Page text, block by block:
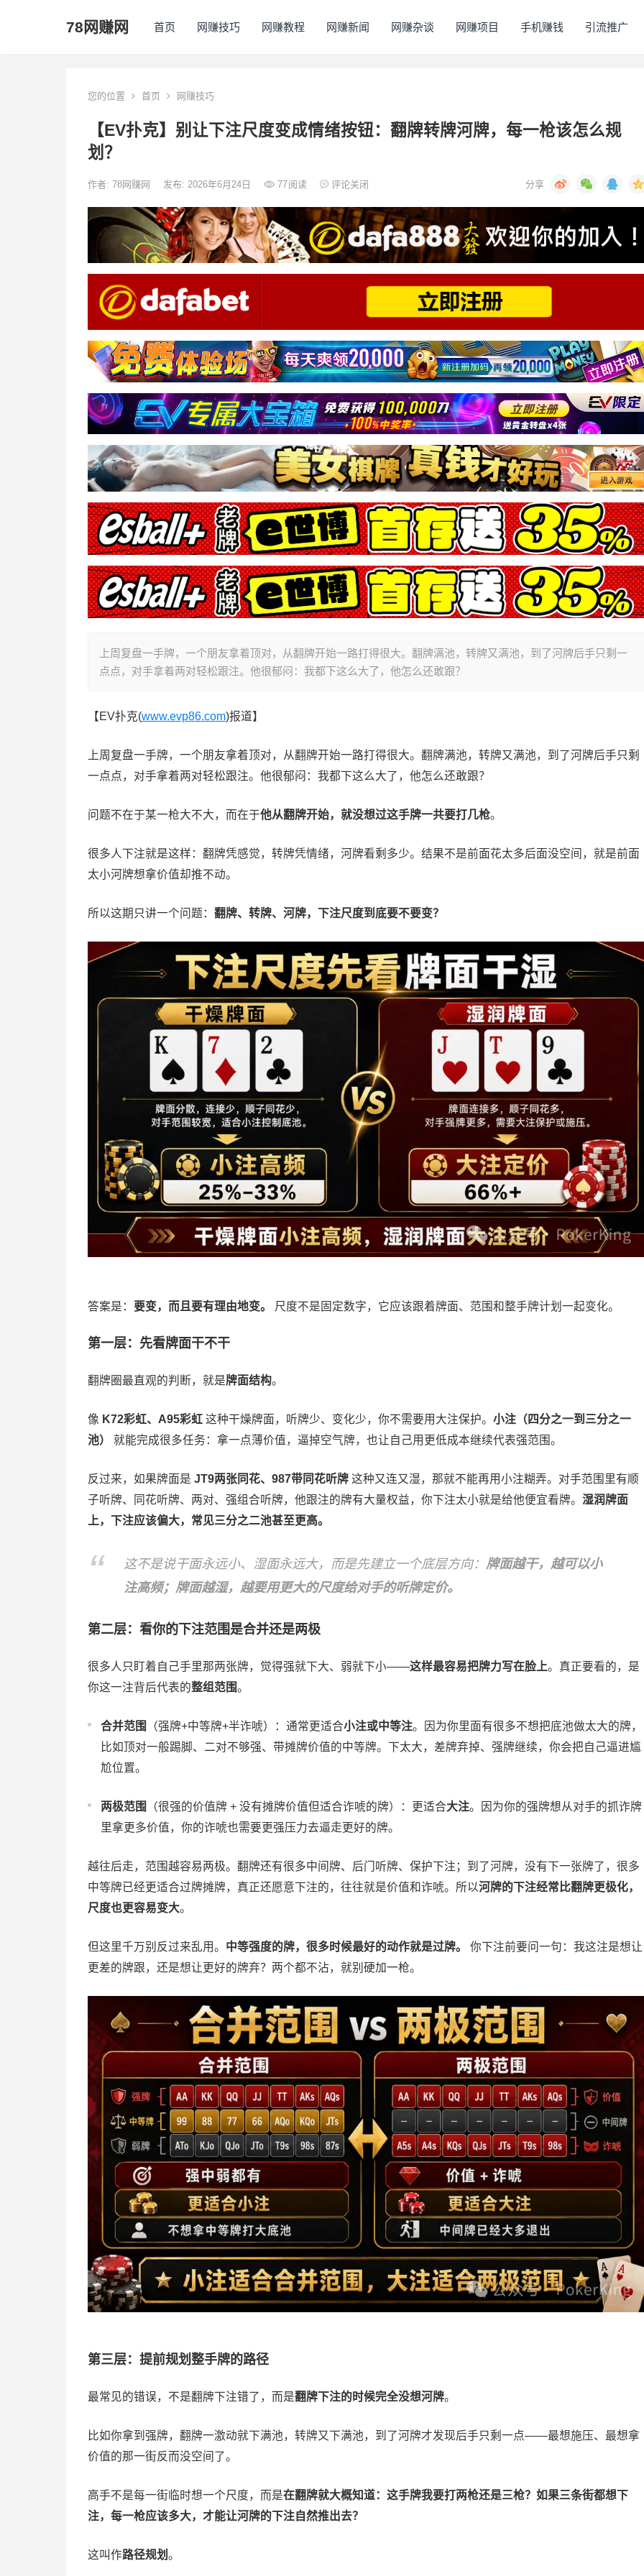
78网赚网 首页 网赚技巧 网赚教程 网赚新闻 网赚杂谈 网赚项目 手机赚钱 引流推广
您的位置 首页 网赚技巧
【EV扑克】别让下注尺度变成情绪按钮：翻牌转牌河牌，每一枪该怎么规
划？
作者: 78网赚网 发布: 2026年6月24日 77阅读 评论关闭
上周复盘一手牌，一个朋友拿着顶对，从翻牌开始一路打得很大。翻牌满池，转牌又满池，到了河牌后手只剩一
点点，对手拿着两对轻松跟注。他很郁闷：我都下这么大了，他怎么还敢跟？
【EV扑克(www.evp86.com)报道】
上周复盘一手牌，一个朋友拿着顶对，从翻牌开始一路打得很大。翻牌满池，转牌又满池，到了河牌后手只剩
一点点，对手拿着两对轻松跟注。他很郁闷：我都下这么大了，他怎么还敢跟？
问题不在于某一枪大不大，而在于他从翻牌开始，就没想过这手牌一共要打几枪。
很多人下注就是这样：翻牌凭感觉，转牌凭情绪，河牌看剩多少。结果不是前面花太多后面没空间，就是前面
太小河牌想拿价值却推不动。
所以这期只讲一个问题： 翻牌、转牌、河牌，下注尺度到底要不要变？
答案是： 要变，而且要有理由地变。 尺度不是固定数字，它应该跟着牌面、范围和整手牌计划一起变化。
第一层：先看牌面干不干
翻牌圈最直观的判断，就是牌面结构。
像 K72彩虹、A95彩虹 这种干燥牌面，听牌少、变化少，你不需要用大注保护。 小注（四分之一到三分之一
池）
就能完成很多任务：拿一点薄价值，逼掉空气牌，也让自己用更低成本继续代表强范围。
反过来，如果牌面是 JT9两张同花、987带同花听牌 这种又连又湿，那就不能再用小注糊弄。对手范围里有顺
子听牌、同花听牌、两对、强组合听牌，他跟注的牌有大量权益，你下注太小就是给他便宜看牌。 湿润牌面
上，下注应该偏大，常见三分之二池甚至更高。
这不是说干面永远小、湿面永远大，而是先建立一个底层方向： 牌面越干，越可以小
注高频；牌面越湿，越要用更大的尺度给对手的听牌定价。
第二层：看你的下注范围是合并还是两极
很多人只盯着自己手里那两张牌，觉得强就下大、弱就下小——这样最容易把牌力写在脸上。真正要看的，是
你这一注背后代表的整组范围。
合并范围 （强牌+中等牌+半诈唬）：通常更适合小注或中等注。因为你里面有很多不想把底池做太大的牌，
比如顶对一般踢脚、二对不够强、带摊牌价值的中等牌。下太大，差牌弃掉、强牌继续，你会把自己逼进尴
尬位置。
两极范围 （很强的价值牌 + 没有摊牌价值但适合诈唬的牌）：更适合大注。因为你的强牌想从对手的抓诈牌
里拿更多价值，你的诈唬也需要更强压力去逼走更好的牌。
越往后走，范围越容易两极。翻牌还有很多中间牌、后门听牌、保护下注；到了河牌，没有下一张牌了，很多
中等牌已经更适合过牌摊牌，真正还愿意下注的，往往就是价值和诈唬。所以河牌的下注经常比翻牌更极化，
尺度也更容易变大。
但这里千万别反过来乱用。 中等强度的牌，很多时候最好的动作就是过牌。
你下注前要问一句：我这注是想让
更差的牌跟，还是想让更好的牌弃？两个都不沾，就别硬加一枪。
第三层：提前规划整手牌的路径
最常见的错误，不是翻牌下注错了，而是翻牌下注的时候完全没想河牌。
比如你拿到强牌，翻牌一激动就下满池，转牌又下满池，到了河牌才发现后手只剩一点——最想施压、最想拿
价值的那一街反而没空间了。
高手不是每一街临时想一个尺度，而是在翻牌就大概知道：这手牌我要打两枪还是三枪？如果三条街都想下
注，每一枪应该多大，才能让河牌的下注自然推出去？
这叫作路径规划 。